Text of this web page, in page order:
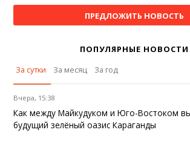
ПРЕДЛОЖИТЬ НОВОСТЬ
ПОПУЛЯРНЫЕ НОВОСТИ
За сутки
За месяц За год
Вчера, 15:38
Как между Майкудуком и Юго-Востоком
будущий зелёный оазис Караганды